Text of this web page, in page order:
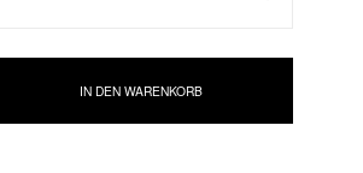
IN DEN WARENKORB